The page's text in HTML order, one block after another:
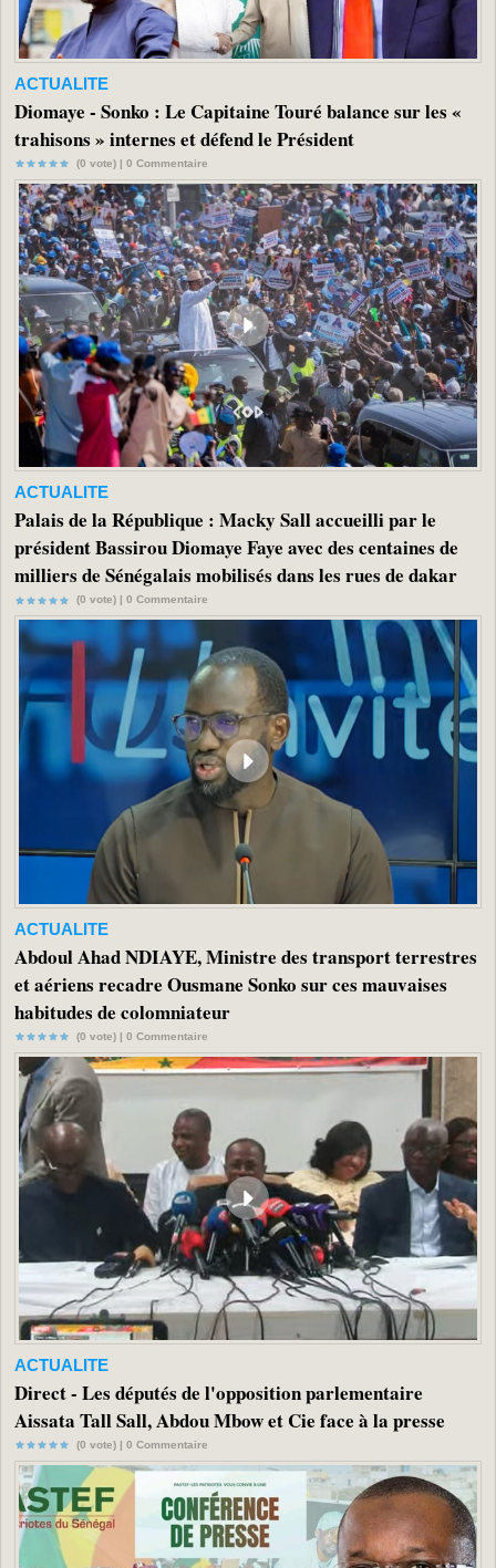
ACTUALITE
Diomaye - Sonko : Le Capitaine Touré balance sur les «
trahisons » internes et défend le Président
(0 vote) | 0 Commentaire
ACTUALITE
Palais de la République : Macky Sall accueilli par le
président Bassirou Diomaye Faye avec des centaines de
milliers de Sénégalais mobilisés dans les rues de dakar
(0 vote) | 0 Commentaire
ACTUALITE
Abdoul Ahad NDIAYE, Ministre des transport terrestres
et aériens recadre Ousmane Sonko sur ces mauvaises
habitudes de colomniateur
(0 vote) | 0 Commentaire
ACTUALITE
Direct - Les députés de l'opposition parlementaire
Aissata Tall Sall, Abdou Mbow et Cie face à la presse
(0 vote) | 0 Commentaire